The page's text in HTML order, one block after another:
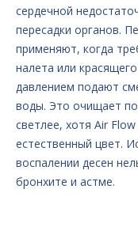
сердечной
пересадки органов.
применяют, когда
налета или
давлением подают
воды. Это очищает
светлее, хотя Air
естественный цвет.
воспалении десен
бронхите и астме.